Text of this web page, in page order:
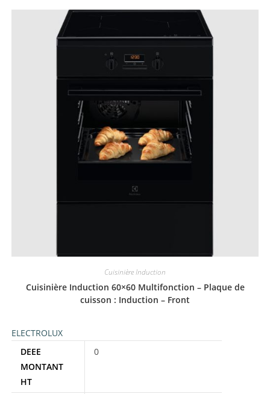
Cuisinière Induction
Cuisinière Induction 60×60 Multifonction – Plaque de
cuisson : Induction – Front
ELECTROLUX
DEEE
MONTANT
HT
0